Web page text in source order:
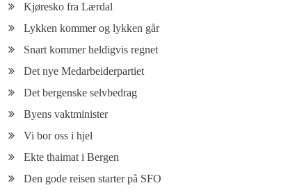
Kjøresko fra Lærdal
Lykken kommer og lykken går
Snart kommer heldigvis regnet
Det nye Medarbeiderpartiet
Det bergenske selvbedrag
Byens vaktminister
Vi bor oss i hjel
Ekte thaimat i Bergen
Den gode reisen starter på SFO